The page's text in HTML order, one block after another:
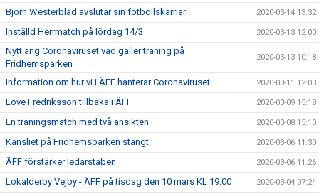
Björn Westerblad avslutar sin fotbollskarriär 2020-03-14 13:32
Inställd Herrmatch på lördag 14/3 2020-03-13 12:00
Nytt ang Coronaviruset vad gäller träning på
Fridhemsparken
2020-03-13 10:18
Information om hur vi i ÄFF hanterar Coronaviruset 2020-03-11 12:03
Love Fredriksson tillbaka i ÄFF 2020-03-09 15:18
En träningsmatch med två ansikten 2020-03-08 15:10
Kansliet på Fridhemsparken stängt 2020-03-06 11:30
ÄFF förstärker ledarstaben 2020-03-06 11:26
Lokalderby Vejby - ÄFF på tisdag den 10 mars KL 19.00 2020-03-04 07:24